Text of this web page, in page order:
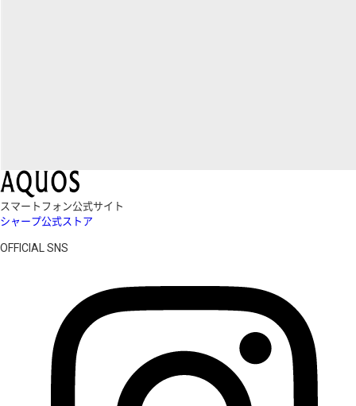
スマートフォン公式サイト
シャープ公式ストア
OFFICIAL SNS